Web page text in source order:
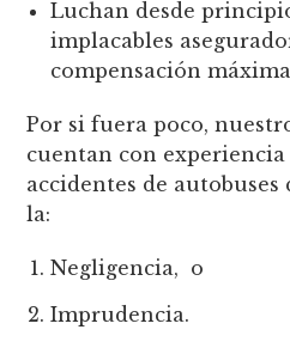
Luchan desde
implacables
compensación
Por si fuera poco,
cuentan con experiencia
accidentes de
la:
Negligencia, o
Imprudencia.